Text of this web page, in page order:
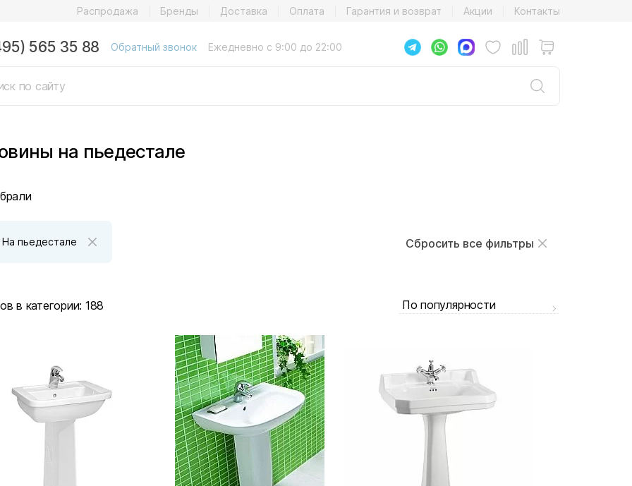
Распродажа Бренды Доставка Оплата Гарантия и возврат Акции Контакты
565 35 88 Обратный звонок Ежедневно с 9:00 до 22:00
на пьедестале
На пьедестале Сбросить все фильтры
в категории: 188 По популярности